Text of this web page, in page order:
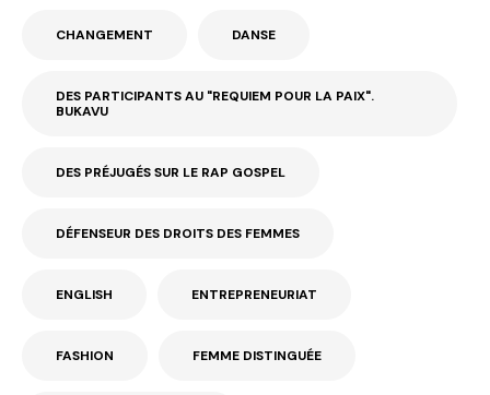
CHANGEMENT DANSE
DES PARTICIPANTS AU "REQUIEM POUR LA PAIX".
BUKAVU
DES PRÉJUGÉS SUR LE RAP GOSPEL
DÉFENSEUR DES DROITS DES FEMMES
ENGLISH ENTREPRENEURIAT
FASHION FEMME DISTINGUÉE